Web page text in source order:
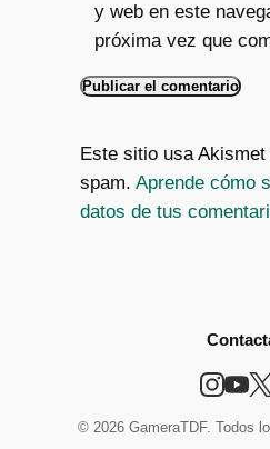
y web en este
próxima vez que
Este sitio usa
spam. Aprende cómo
datos de tus
© 2026 GameraTDF. Todos